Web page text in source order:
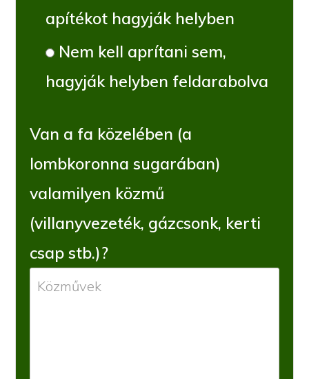
apítékot hagyják helyben
Nem kell aprítani sem,
hagyják helyben feldarabolva
Van a fa közelében (a
lombkoronna sugarában)
valamilyen közmű
(villanyvezeték, gázcsonk, kerti
csap stb.)?